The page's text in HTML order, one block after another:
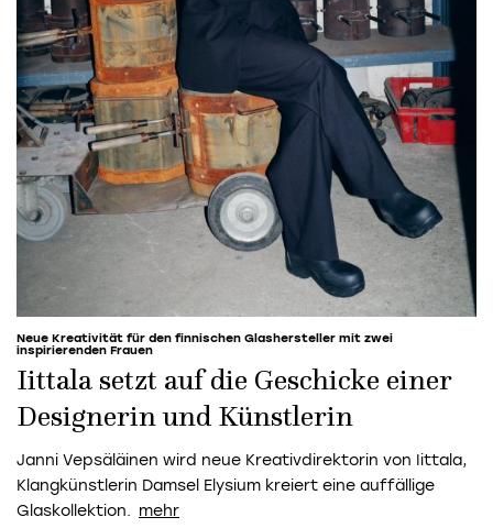
Neue Kreativität für den finnischen Glashersteller mit zwei
inspirierenden Frauen
Iittala setzt auf die Geschicke einer
Designerin und Künstlerin
Janni Vepsäläinen wird neue Kreativdirektorin von Iittala,
Klangkünstlerin Damsel Elysium kreiert eine auffällige
Glaskollektion.